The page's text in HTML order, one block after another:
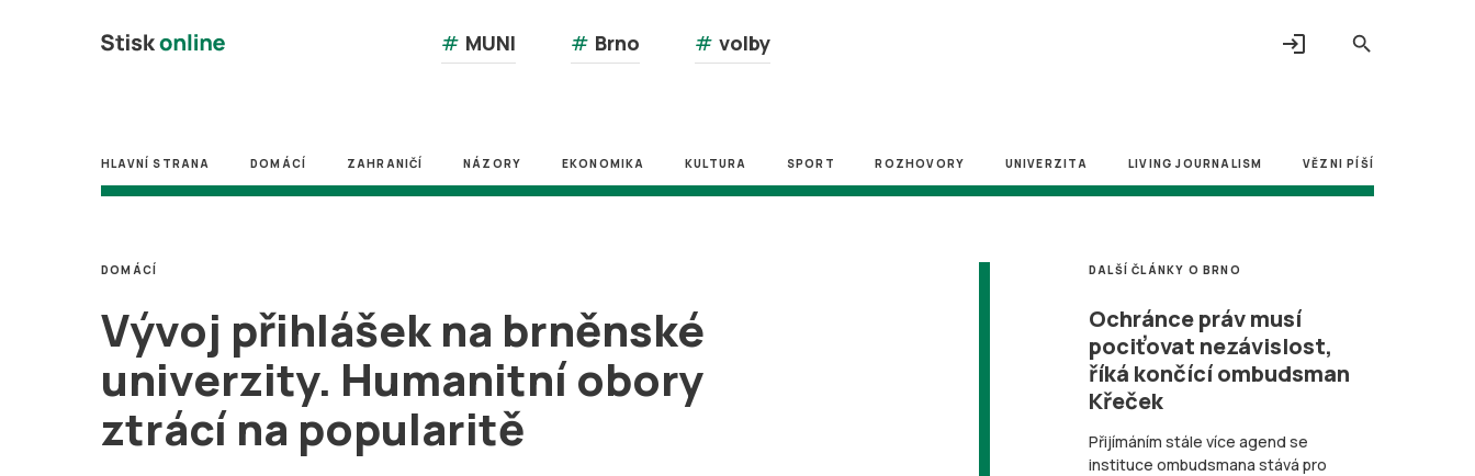
search
# MUNI # Brno # volby login
HLAVNÍ STRANA DOMÁCÍ ZAHRANIČÍ NÁZORY EKONOMIKA KULTURA SPORT ROZHOVORY UNIVERZITA LIVING JOURNALISM VĚZNI PÍŠÍ
Vývoj přihlášek na brněnské
univerzity. Humanitní obory
ztrácí na popularitě
DOMÁCÍ DALŠÍ ČLÁNKY O BRNO
Ochránce práv musí
pociťovat nezávislost,
říká končící ombudsman
Křeček
Přijímáním stále více agend se
instituce ombudsmana stává pro